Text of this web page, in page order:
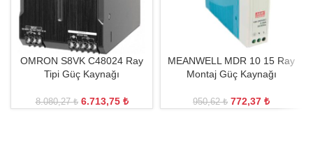
OMRON S8VK C48024 Ray
Tipi Güç Kaynağı
8.080,27₺ 6.713,75 ₺
MEANWELL MDR 10 15 Ray
Montaj Güç Kaynağı
950,62₺ 772,37 ₺